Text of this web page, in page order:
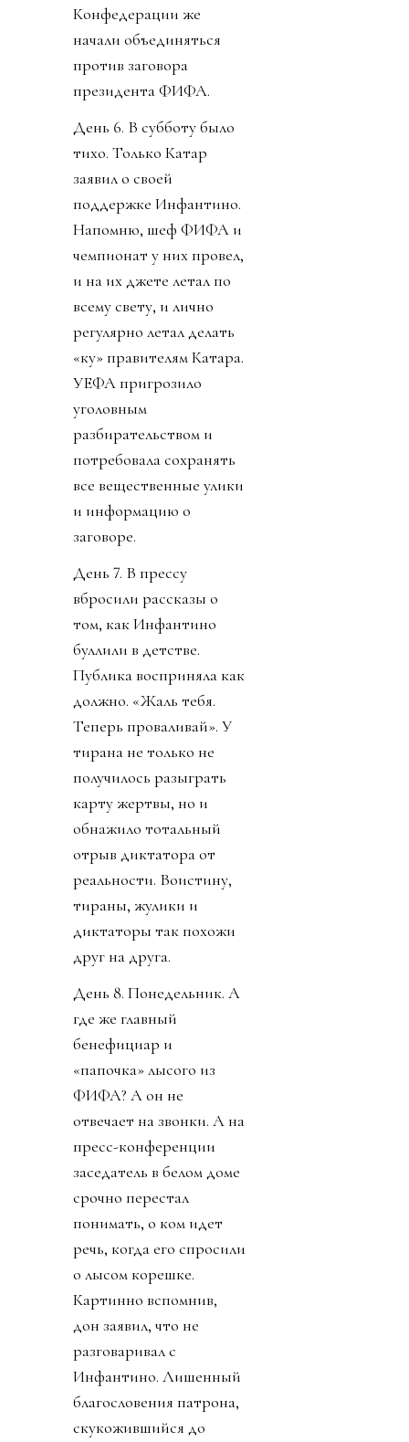
Конфедерации же
начали объединяться
против заговора
президента ФИФА.
День 6. В субботу было
тихо. Только Катар
заявил о своей
поддержке Инфантино.
Напомню, шеф ФИФА и
чемпионат у них провел,
и на их джете летал по
всему свету, и лично
регулярно летал делать
«ку» правителям Катара.
УЕФА пригрозило
уголовным
разбирательством и
потребовала сохранять
все вещественные улики
и информацию о
заговоре.
День 7. В прессу
вбросили рассказы о
том, как Инфантино
буллили в детстве.
Публика восприняла как
должно. «Жаль тебя.
Теперь проваливай». У
тирана не только не
получилось разыграть
карту жертвы, но и
обнажило тотальный
отрыв диктатора от
реальности. Воистину,
тираны, жулики и
диктаторы так похожи
друг на друга.
День 8. Понедельник. А
где же главный
бенефициар и
«папочка» лысого из
ФИФА? А он не
отвечает на звонки. А на
пресс-конференции
заседатель в белом доме
срочно перестал
понимать, о ком идет
речь, когда его спросили
о лысом корешке.
Картинно вспомнив,
дон заявил, что не
разговаривал с
Инфантино. Лишенный
благословения патрона,
скукожившийся до